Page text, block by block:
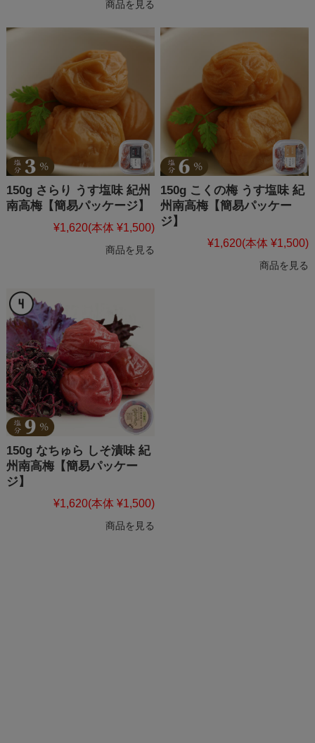
商品を見る
150g さらり うす塩味 紀州
南高梅【簡易パッケージ】
¥1,620(本体 ¥1,500)
商品を見る
150g こくの梅 うす塩味 紀
州南高梅【簡易パッケー
ジ】
¥1,620(本体 ¥1,500)
商品を見る
150g なちゅら しそ漬味 紀
州南高梅【簡易パッケー
ジ】
¥1,620(本体 ¥1,500)
商品を見る